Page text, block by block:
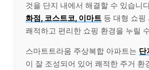
것을 단지 내에서 해결할 수 있습니
화점, 코스트코, 이마트 등 대형 쇼핑
쾌적하고 편리한 쇼핑 환경을 누릴
스마트트라움 주상복합 아파트는 단
이 잘 조성되어 있어 쾌적한 주거 환